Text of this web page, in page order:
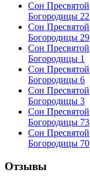
Сон Пресвятой
Богородицы 22
Сон Пресвятой
Богородицы 29
Сон Пресвятой
Богородицы 1
Сон Пресвятой
Богородицы 6
Сон Пресвятой
Богородицы 3
Сон Пресвятой
Богородицы 73
Сон Пресвятой
Богородицы 70
Отзывы